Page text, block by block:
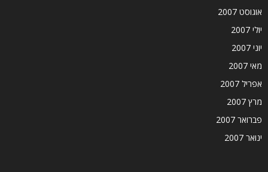
אוגוסט 2007
יולי 2007
יוני 2007
מאי 2007
אפריל 2007
מרץ 2007
פברואר 2007
ינואר 2007